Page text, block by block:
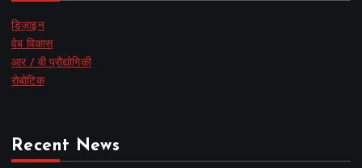
डिज़ाइन
वेब विकास
आर / वी प्रौद्योगिकी
रोबोटिक
Recent News